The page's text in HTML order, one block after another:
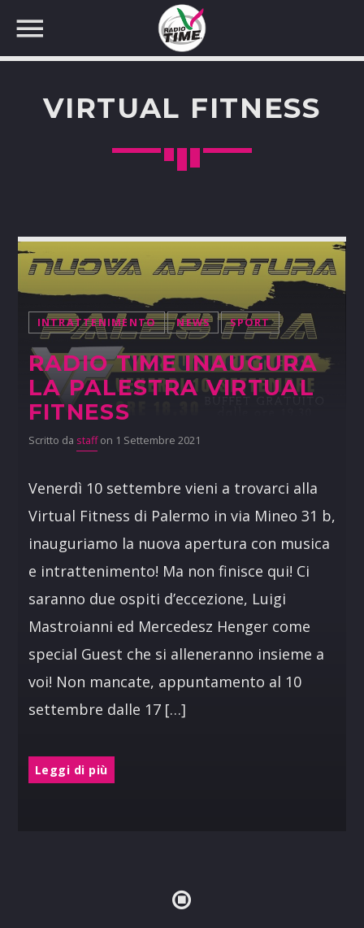
VIRTUAL FITNESS
INTRATTENIMENTO NEWS SPORT
RADIO TIME INAUGURA
LA PALESTRA VIRTUAL
FITNESS
Scritto da staffon 1 Settembre 2021
Venerdì 10 settembre vieni a trovarci alla
Virtual Fitness di Palermo in via Mineo 31 b,
inauguriamo la nuova apertura con musica
e intrattenimento! Ma non finisce qui! Ci
saranno due ospiti d’eccezione, Luigi
Mastroianni ed Mercedesz Henger come
special Guest che si alleneranno insieme a
voi! Non mancate, appuntamento al 10
settembre dalle 17 […]
Leggi di più